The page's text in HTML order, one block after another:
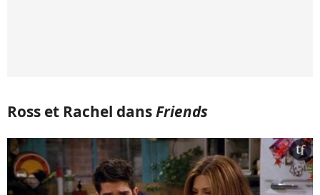
Ross et Rachel dansFriends